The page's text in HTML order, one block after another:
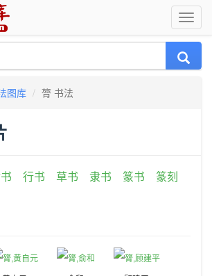
图库 膂 书法
行书 草书 隶书 篆书
篆刻